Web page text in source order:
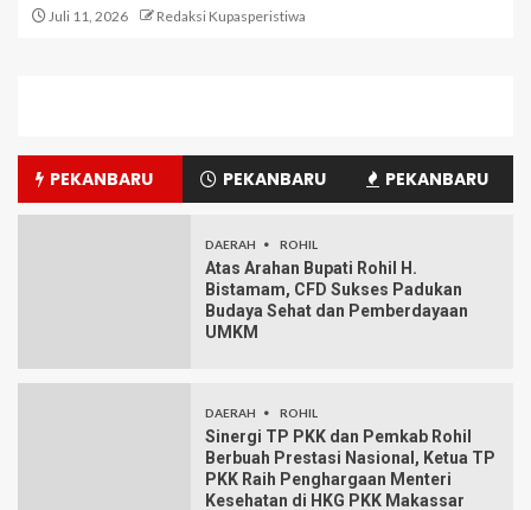
Juli 11, 2026 Redaksi Kupasperistiwa
PEKANBARU PEKANBARU PEKANBARU
DAERAH ROHIL
Atas Arahan Bupati Rohil H.
Bistamam, CFD Sukses Padukan
Budaya Sehat dan Pemberdayaan
UMKM
DAERAH ROHIL
Sinergi TP PKK dan Pemkab Rohil
Berbuah Prestasi Nasional, Ketua TP
PKK Raih Penghargaan Menteri
Kesehatan di HKG PKK Makassar